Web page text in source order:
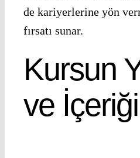
de kariyerlerine yön
fırsatı sunar.
Kursun
ve İçeriği